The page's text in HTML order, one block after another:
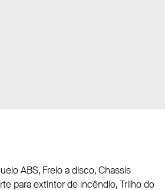
ABS, Freio a disco, Chassis
para extintor de incêndio, Trilho do